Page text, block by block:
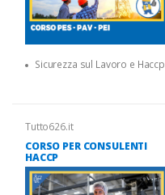
Sicurezza sul Lavoro e Haccp
Tutto626.it
CORSO PER CONSULENTI
HACCP